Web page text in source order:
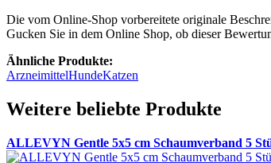
Die vom Online-Shop vorbereitete originale
Gucken Sie in dem Online Shop, ob dieser
Ähnliche Produkte:
ArzneimittelHundeKatzen
Weitere beliebte Produkte
ALLEVYN Gentle 5x5 cm Schaumverband 5